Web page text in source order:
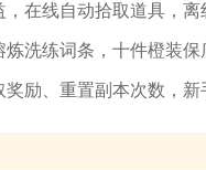
在线自动拾取道具，
洗练词条，十件橙装
励、重置副本次数，新